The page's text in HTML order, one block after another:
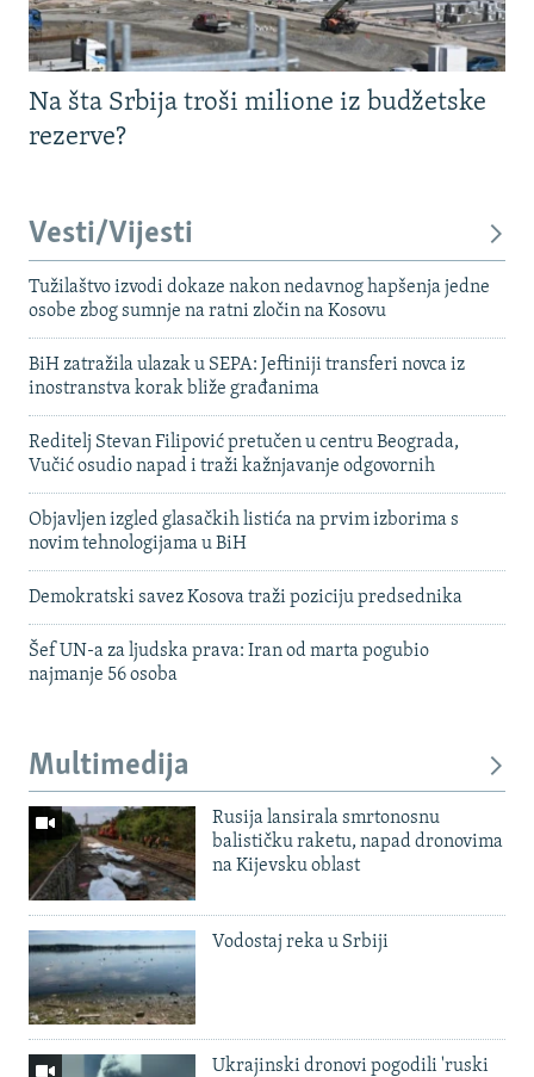
Na šta Srbija troši milione iz budžetske
rezerve?
Vesti/Vijesti
Tužilaštvo izvodi dokaze nakon nedavnog hapšenja jedne
osobe zbog sumnje na ratni zločin na Kosovu
BiH zatražila ulazak u SEPA: Jeftiniji transferi novca iz
inostranstva korak bliže građanima
Reditelj Stevan Filipović pretučen u centru Beograda,
Vučić osudio napad i traži kažnjavanje odgovornih
Objavljen izgled glasačkih listića na prvim izborima s
novim tehnologijama u BiH
Demokratski savez Kosova traži poziciju predsednika
Šef UN-a za ljudska prava: Iran od marta pogubio
najmanje 56 osoba
Multimedija
Rusija lansirala smrtonosnu
balističku raketu, napad dronovima
na Kijevsku oblast
Vodostaj reka u Srbiji
Ukrajinski dronovi pogodili 'ruski